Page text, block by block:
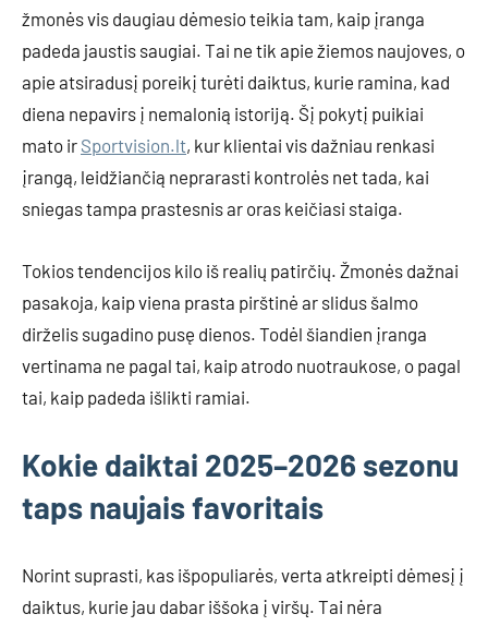
žmonės vis daugiau dėmesio teikia tam, kaip įranga
padeda jaustis saugiai. Tai ne tik apie žiemos naujoves, o
apie atsiradusį poreikį turėti daiktus, kurie ramina, kad
diena nepavirs į nemalonią istoriją. Šį pokytį puikiai
mato ir Sportvision.lt, kur klientai vis dažniau renkasi
įrangą, leidžiančią neprarasti kontrolės net tada, kai
sniegas tampa prastesnis ar oras keičiasi staiga.
Tokios tendencijos kilo iš realių patirčių. Žmonės dažnai
pasakoja, kaip viena prasta pirštinė ar slidus šalmo
dirželis sugadino pusę dienos. Todėl šiandien įranga
vertinama ne pagal tai, kaip atrodo nuotraukose, o pagal
tai, kaip padeda išlikti ramiai.
Kokie daiktai 2025–2026 sezonu
taps naujais favoritais
Norint suprasti, kas išpopuliarės, verta atkreipti dėmesį į
daiktus, kurie jau dabar iššoka į viršų. Tai nėra